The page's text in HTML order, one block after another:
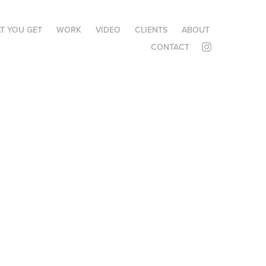
YOU GET WORK VIDEO CLIENTS
ABOUT
CONTACT